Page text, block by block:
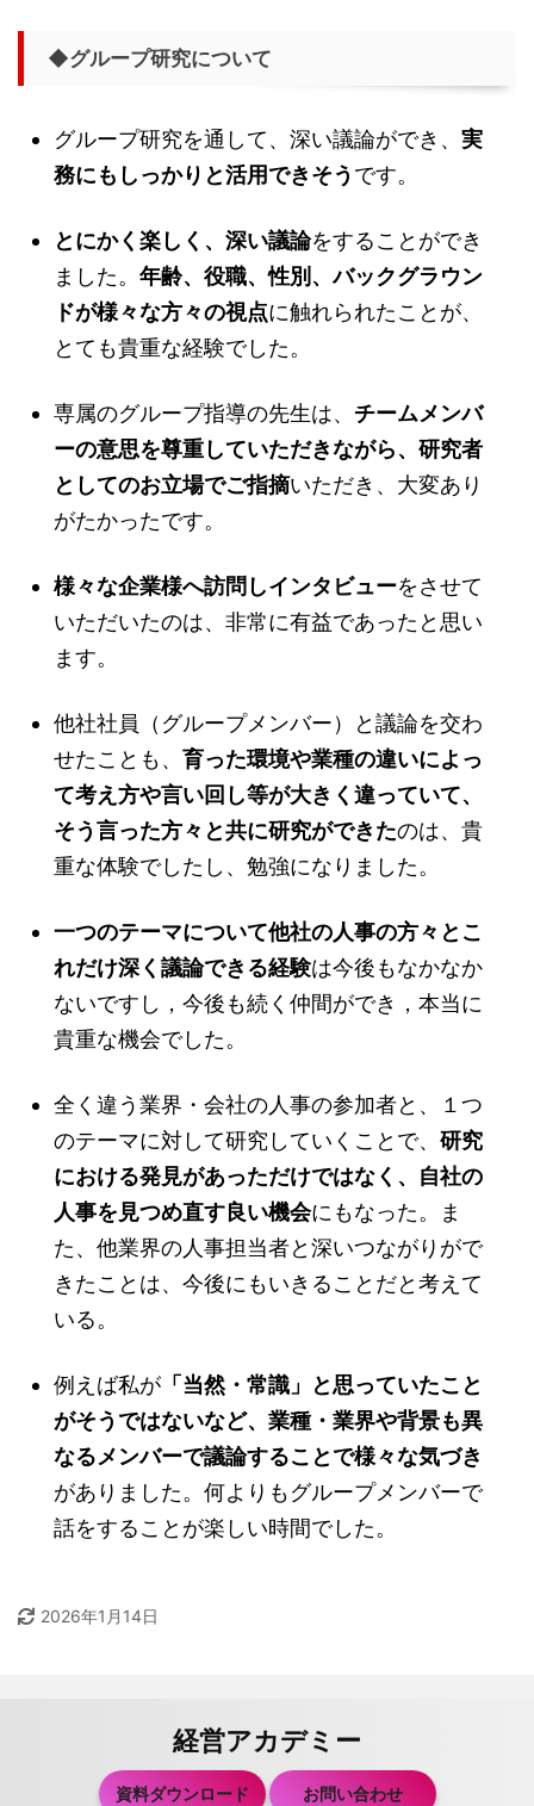
◆グループ研究について
グループ研究を通して、深い議論ができ、 実
務にもしっかりと活用できそう です。
とにかく楽しく、深い議論をすることができ
ました。 年齢、役職、性別、バックグラウン
ドが様々な方々の視点に触れられたことが、
とても貴重な経験でした。
専属のグループ指導の先生は、 チームメンバ
ーの意思を尊重していただきながら、研究者
としてのお立場でご指摘いただき、大変あり
がたかったです。
様々な企業様へ訪問しインタビューをさせて
いただいたのは、非常に有益であったと思い
ます。
他社社員（グループメンバー）と議論を交わ
せたことも、 育った環境や業種の違いによっ
て考え方や言い回し等が大きく違っていて、
そう言った方々と共に研究ができたのは、貴
重な体験でしたし、勉強になりました。
一つのテーマについて他社の人事の方々とこ
れだけ深く議論できる経験は今後もなかなか
ないですし，今後も続く仲間ができ，本当に
貴重な機会でした。
全く違う業界・会社の人事の参加者と、１つ
のテーマに対して研究していくことで、 研究
における発見があっただけではなく、自社の
人事を見つめ直す良い機会にもなった。ま
た、他業界の人事担当者と深いつながりがで
きたことは、今後にもいきることだと考えて
いる。
例えば私が 「当然・常識」と思っていたこと
がそうではないなど、業種・業界や背景も異
なるメンバーで議論することで様々な気づき
がありました。何よりもグループメンバーで
話をすることが楽しい時間でした。
2026年1月14日
経営アカデミー
資料ダウンロード お問い合わせ